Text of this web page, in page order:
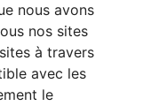
nous avons
nos sites
à travers
avec les
le